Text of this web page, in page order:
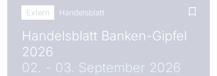
Extern Handelsblatt
Handelsblatt Banken-Gipfel
2026
02. - 03. September 2026